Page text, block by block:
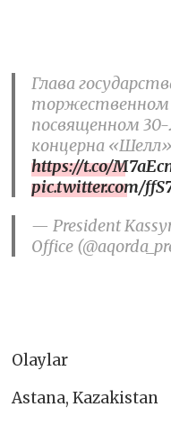
Глава
посвященном
концерна
https://t.co/
pic.twitter.com/
— President
Office
Olaylar
Astana, Kazakistan